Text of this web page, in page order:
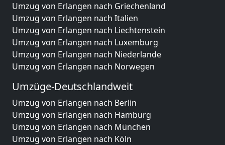
Umzug von Erlangen nach Griechenland
Umzug von Erlangen nach Italien
Umzug von Erlangen nach Liechtenstein
Umzug von Erlangen nach Luxemburg
Umzug von Erlangen nach Niederlande
Umzug von Erlangen nach Norwegen
Umzüge-Deutschlandweit
Umzug von Erlangen nach Berlin
Umzug von Erlangen nach Hamburg
Umzug von Erlangen nach München
Umzug von Erlangen nach Köln